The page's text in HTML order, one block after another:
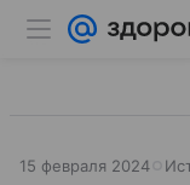
15 февраля 2024